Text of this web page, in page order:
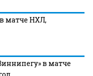
матче НХЛ,
в матче